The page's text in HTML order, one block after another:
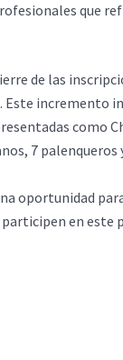
que
de las
Este incremento
como
7 palenqueros
oportunidad
en este